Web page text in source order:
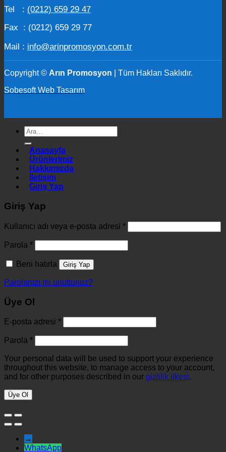
Tel : (0212) 659 29 47
Fax : (0212) 659 29 77
Mail : info@arinpromosyon.com.tr
Copyright © Arın Promosyon
| Tüm Hakları Saklıdır.
Sobesoft Web Tasarım
Ara:
Anasayfa
Ürünlerimiz
Hakkımızda
İletişim
Giriş Yap
Giriş Yap
Kullanıcı adı veya e-posta adresi *
Parola *
Beni hatırla Giriş Yap
Parolanızı mı unuttunuz?
Üye Ol
E-posta adresi *
Parola *
Your personal data will be used to support your experience
throughout this website, to manage access to your account,
and for other purposes described in our gizlilik ilkesi.
Üye Ol
→
WhatsApp